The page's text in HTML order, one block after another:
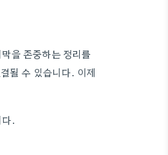
을 존중하는 정리를
될 수 있습니다. 이제
.